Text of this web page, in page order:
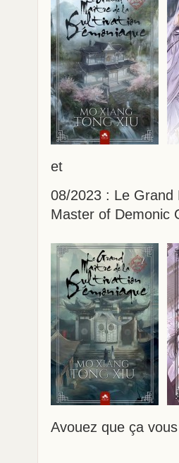
et
08/2023 : Le
Master of Demonic
Avouez que ça